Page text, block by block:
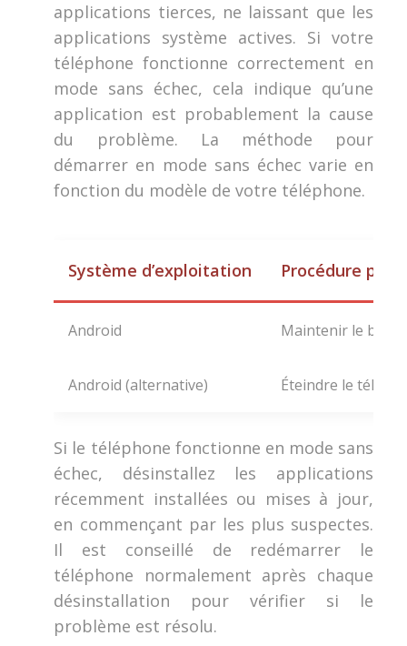
applications tierces, ne laissant que les
applications système actives. Si votre
téléphone fonctionne correctement en
mode sans échec, cela indique qu’une
application est probablement la cause
du problème. La méthode pour
démarrer en mode sans échec varie en
fonction du modèle de votre téléphone.
Système d’exploitation Procédure
Android Maintenir le
Android (alternative) Éteindre le
Si le téléphone fonctionne en mode sans
échec, désinstallez les applications
récemment installées ou mises à jour,
en commençant par les plus suspectes.
Il est conseillé de redémarrer le
téléphone normalement après chaque
désinstallation pour vérifier si le
problème est résolu.